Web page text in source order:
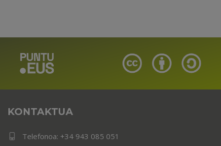
KONTAKTUA
Telefonoa: +34 943 085 051